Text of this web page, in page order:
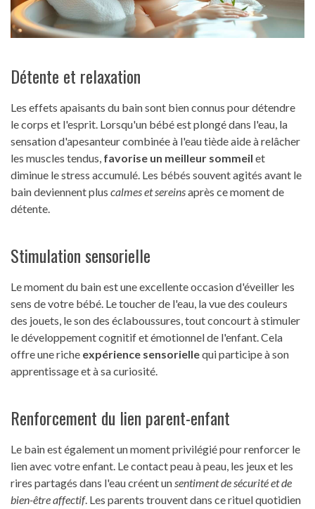
Détente et relaxation
Les effets apaisants du bain sont bien connus pour détendre
le corps et l'esprit. Lorsqu'un bébé est plongé dans l'eau, la
sensation d'apesanteur combinée à l'eau tiède aide à relâcher
les muscles tendus, favorise un meilleur sommeil et
diminue le stress accumulé. Les bébés souvent agités avant le
bain deviennent plus calmes et sereinsaprès ce moment de
détente.
Stimulation sensorielle
Le moment du bain est une excellente occasion d'éveiller les
sens de votre bébé. Le toucher de l'eau, la vue des couleurs
des jouets, le son des éclaboussures, tout concourt à stimuler
le développement cognitif et émotionnel de l'enfant. Cela
offre une riche expérience sensoriellequi participe à son
apprentissage et à sa curiosité.
Renforcement du lien parent-enfant
Le bain est également un moment privilégié pour renforcer le
lien avec votre enfant. Le contact peau à peau, les jeux et les
rires partagés dans l'eau créent unsentiment de sécurité et de
bien-être affectif. Les parents trouvent dans ce rituel quotidien